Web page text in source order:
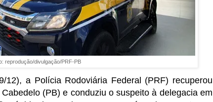
reprodução/divulgação/PRF-PB
12), a Polícia Rodoviária Federal (PRF) recuperou
(PB) e conduziu o suspeito à delegacia em